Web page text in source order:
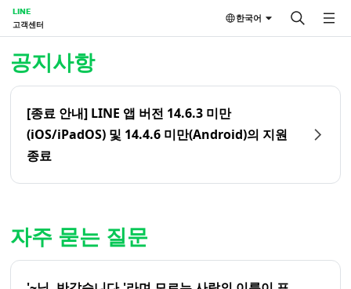
LINE
고객센터
한국어
공지사항
[종료 안내] LINE 앱 버전 14.6.3 미만
(iOS/iPadOS) 및 14.4.6 미만(Android)의 지원
종료
자주 묻는 질문